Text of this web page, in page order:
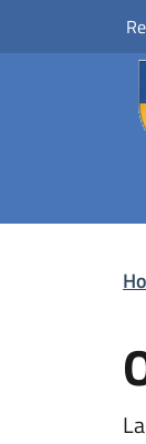
Vai al contenuto